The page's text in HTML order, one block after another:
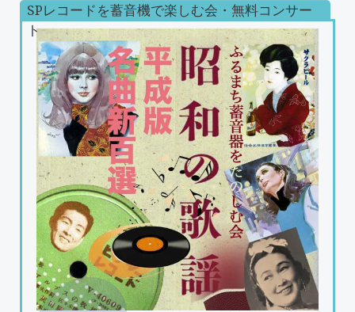
SPレコードを蓄音機で楽しむ会・無料コンサー
ト